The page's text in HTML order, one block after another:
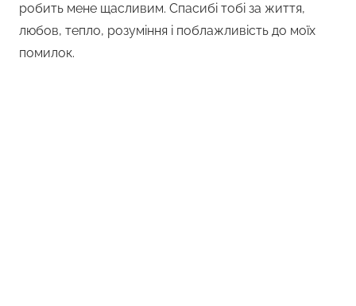
робить мене щасливим. Спасибі тобі за життя,
любов, тепло, розуміння і поблажливість до моїх
помилок.